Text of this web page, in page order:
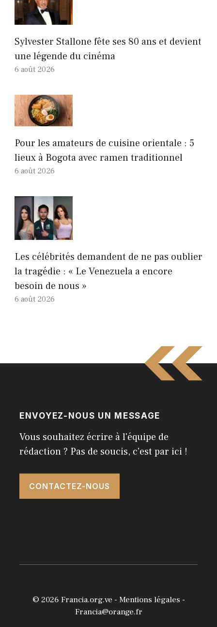
Sylvester Stallone fête ses 80 ans et devient
une légende du cinéma
6 août 2026
Pour les amateurs de cuisine orientale : 5
lieux à Bogota avec ramen traditionnel
6 août 2026
Les célébrités demandent de ne pas oublier
la tragédie : « Le Venezuela a encore
besoin de nous »
6 août 2026
ENVOYEZ-NOUS UN MESSAGE
Vous souhaitez écrire à l'équipe de
rédaction ? Pas de soucis, c'est par ici !
CONTACTEZ-NOUS
© 2026 Francia.org.ve - Mentions légales -
Francia@orange.fr